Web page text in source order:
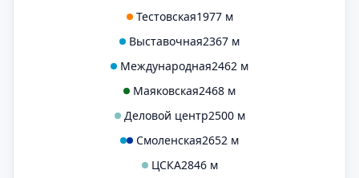
Тестовская1977 м
Выставочная2367 м
Международная2462 м
Маяковская2468 м
Деловой центр2500 м
Смоленская2652 м
ЦСКА2846 м